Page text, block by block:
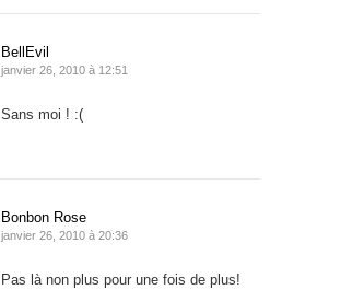
BellEvil
janvier 26, 2010 à 12:51
Sans moi ! :(
Bonbon Rose
janvier 26, 2010 à 20:36
Pas là non plus pour une fois de plus!